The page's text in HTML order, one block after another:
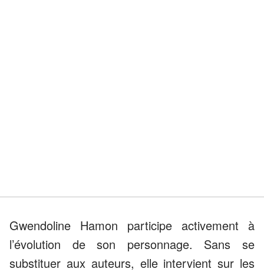
Gwendoline Hamon participe activement à
l’évolution de son personnage. Sans se
substituer aux auteurs, elle intervient sur les